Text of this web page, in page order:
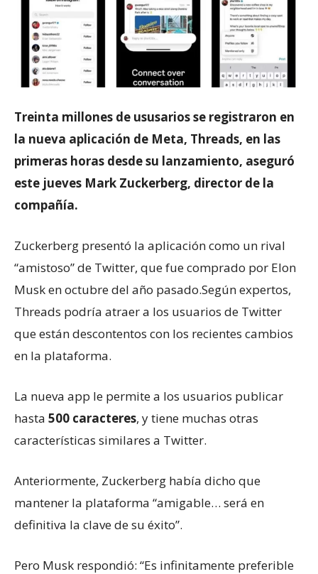
Treinta millones de ususarios se registraron en
la nueva aplicación de Meta, Threads, en las
primeras horas desde su lanzamiento, aseguró
este jueves Mark Zuckerberg, director de la
compañía.
Zuckerberg presentó la aplicación como un rival
“amistoso” de Twitter, que fue comprado por Elon
Musk en octubre del año pasado.Según expertos,
Threads podría atraer a los usuarios de Twitter
que están descontentos con los recientes cambios
en la plataforma.
La nueva app le permite a los usuarios publicar
hasta 500 caracteres, y tiene muchas otras
características similares a Twitter.
Anteriormente, Zuckerberg había dicho que
mantener la plataforma “amigable… será en
definitiva la clave de su éxito”.
Pero Musk respondió: “Es infinitamente preferible